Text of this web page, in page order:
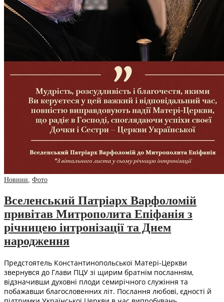
Новини Фото
Вселенський Патріарх Варфоломій
привітав Митрополита Епіфанія з
річницею інтронізації та Днем
народження
Предстоятель Константинопольської Матері-Церкви
звернувся до Глави ПЦУ зі щирим братнім посланням,
відзначивши духовні плоди семирічного служіння та
побажавши благословенних літ. Послання любові, єдності й